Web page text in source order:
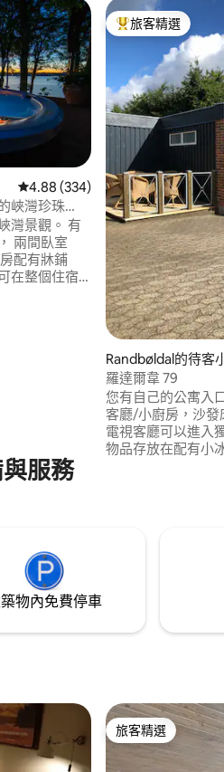
5 分）
從 334 則評價中獲得 4.88 的平均
4.88 (334)
峽灣珍珠
灣景觀。 有
兩間臥室
配有牀鋪
在整個住宿
旅客精選榜首
旅客精選
Randbøldal的待客
羅達爾韋 79
您有自己的公寓入口。 從臥室可進
客廳/小廚房，沙發
電視客廳可以進入
物品存放在配有小冰櫃
服務
物內免費停車
旅客精選
旅客精選